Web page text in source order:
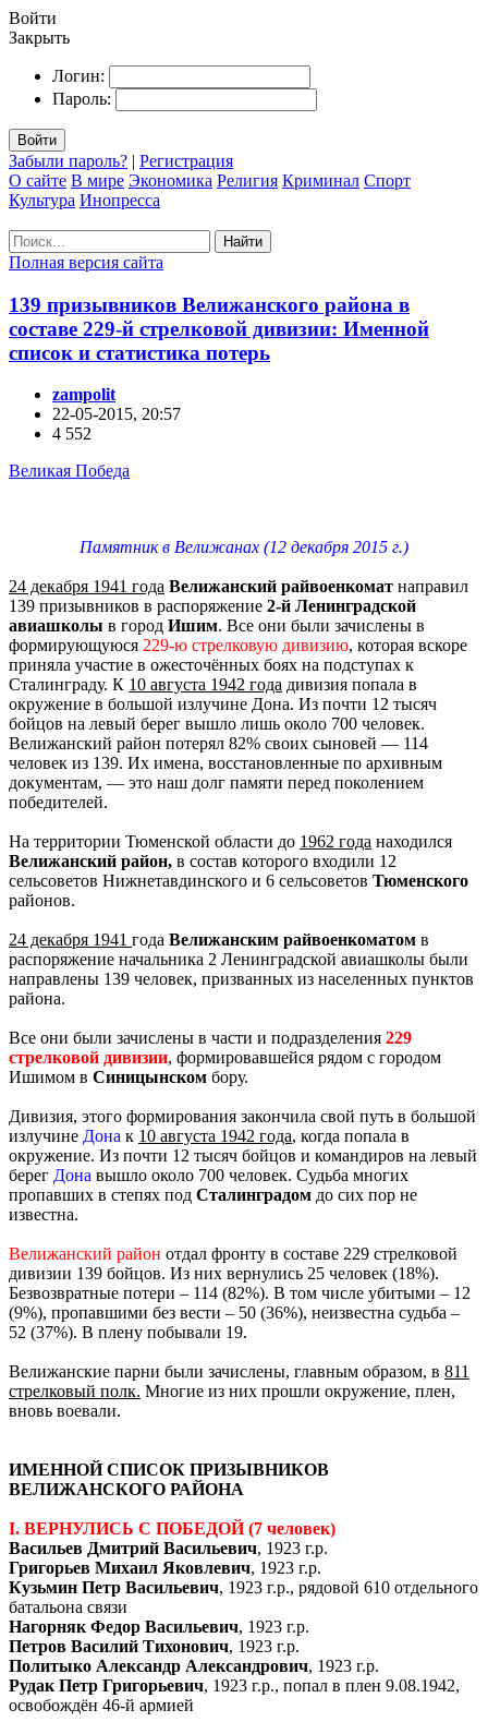
Войти
Закрыть
Логин:
Пароль:
Войти
Забыли пароль? | Регистрация
О сайте В мире Экономика Религия Криминал Спорт
Культура Инопресса
Найти
Полная версия сайта
139 призывников Велижанского района в
составе 229-й стрелковой дивизии: Именной
список и статистика потерь
zampolit
22-05-2015, 20:57
4 552
Великая Победа
Памятник в Велижанах (12 декабря 2015 г.)
24 декабря 1941 года Велижанский райвоенкомат направил
139 призывников в распоряжение 2-й Ленинградской
авиашколы в город Ишим. Все они были зачислены в
формирующуюся 229-ю стрелковую дивизию, которая вскоре
приняла участие в ожесточённых боях на подступах к
Сталинграду. К 10 августа 1942 года дивизия попала в
окружение в большой излучине Дона. Из почти 12 тысяч
бойцов на левый берег вышло лишь около 700 человек.
Велижанский район потерял 82% своих сыновей — 114
человек из 139. Их имена, восстановленные по архивным
документам, — это наш долг памяти перед поколением
победителей.
На территории Тюменской области до 1962 года находился
Велижанский район, в состав которого входили 12
сельсоветов Нижнетавдинского и 6 сельсоветов Тюменского
районов.
24 декабря 1941 года Велижанским райвоенкоматом в
распоряжение начальника 2 Ленинградской авиашколы были
направлены 139 человек, призванных из населенных пунктов
района.
Все они были зачислены в части и подразделения 229
стрелковой дивизии, формировавшейся рядом с городом
Ишимом в Синицынском бору.
Дивизия, этого формирования закончила свой путь в большой
излучине Дона к 10 августа 1942 года, когда попала в
окружение. Из почти 12 тысяч бойцов и командиров на левый
берег Дона вышло около 700 человек. Судьба многих
пропавших в степях под Сталинградом до сих пор не
известна.
Велижанский район отдал фронту в составе 229 стрелковой
дивизии 139 бойцов. Из них вернулись 25 человек (18%).
Безвозвратные потери – 114 (82%). В том числе убитыми – 12
(9%), пропавшими без вести – 50 (36%), неизвестна судьба –
52 (37%). В плену побывали 19.
Велижанские парни были зачислены, главным образом, в 811
стрелковый полк. Многие из них прошли окружение, плен,
вновь воевали.
ИМЕННОЙ СПИСОК ПРИЗЫВНИКОВ
ВЕЛИЖАНСКОГО РАЙОНА
I. ВЕРНУЛИСЬ С ПОБЕДОЙ (7 человек)
Васильев Дмитрий Васильевич, 1923 г.р.
Григорьев Михаил Яковлевич, 1923 г.р.
Кузьмин Петр Васильевич, 1923 г.р., рядовой 610 отдельного
батальона связи
Нагорняк Федор Васильевич, 1923 г.р.
Петров Василий Тихонович, 1923 г.р.
Политыко Александр Александрович, 1923 г.р.
Рудак Петр Григорьевич, 1923 г.р., попал в плен 9.08.1942,
освобождён 46-й армией